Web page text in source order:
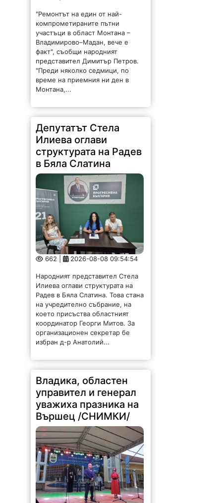
"Ремонтът на един от най-
компрометираните пътни
участъци в област Монтана –
Владимирово–Мадан, вече е
факт", съобщи народният
представител Димитър Петров.
"Преди няколко седмици, по
време на приемния ни ден в
Монтана,...
Депутатът Стела
Илиева оглави
структурата на Радев
в Бяла Слатина
662 | 2026-08-08 09:54:54
Народният представител Стела
Илиева оглави структурата на
Радев в Бяла Слатина. Това стана
на учредително събрание, на
което присъства областният
координатор Георги Митов. За
организационен секретар бе
избран д-р Анатолий...
Владика, областен
управител и генерал
уважиха празника на
Вършец /СНИМКИ/